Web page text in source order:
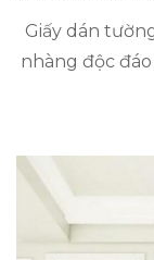
Giấy dán
nhàng độc